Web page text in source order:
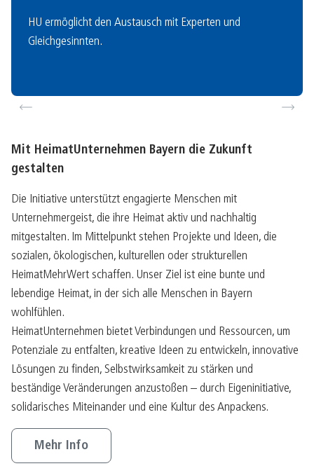
HU ermöglicht den Austausch mit Experten und
Gleichgesinnten.
Mit HeimatUnternehmen Bayern die Zukunft
gestalten
Die Initiative unterstützt engagierte Menschen mit
Unternehmergeist, die ihre Heimat aktiv und nachhaltig
mitgestalten. Im Mittelpunkt stehen Projekte und Ideen, die
sozialen, ökologischen, kulturellen oder strukturellen
HeimatMehrWert schaffen. Unser Ziel ist eine bunte und
lebendige Heimat, in der sich alle Menschen in Bayern
wohlfühlen.
HeimatUnternehmen bietet Verbindungen und Ressourcen, um
Potenziale zu entfalten, kreative Ideen zu entwickeln, innovative
Lösungen zu finden, Selbstwirksamkeit zu stärken und
beständige Veränderungen anzustoßen – durch Eigeninitiative,
solidarisches Miteinander und eine Kultur des Anpackens.
Mehr Info